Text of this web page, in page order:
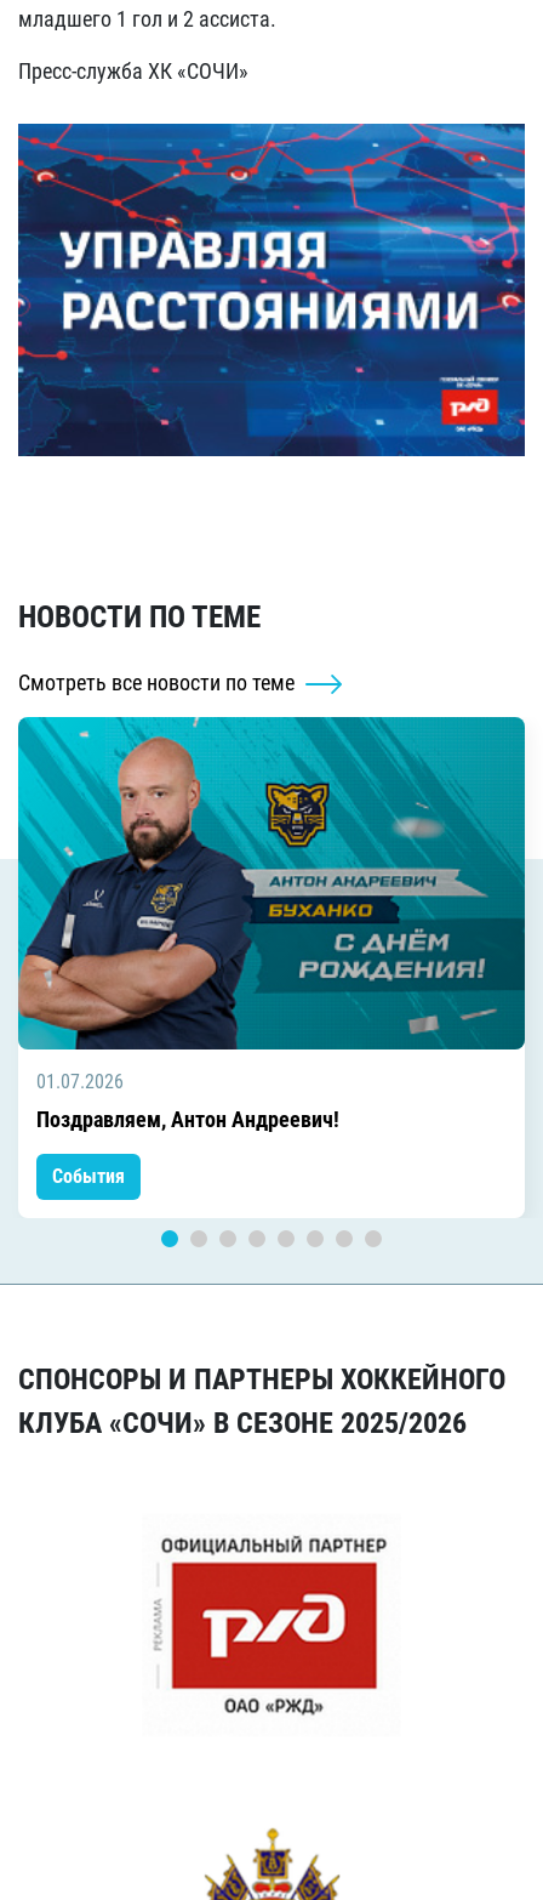
младшего 1 гол и 2 ассиста.
Пресс-служба ХК «СОЧИ»
НОВОСТИ ПО ТЕМЕ
Смотреть все новости по теме
01.07.2026
Поздравляем, Антон Андреевич!
События
СПОНСОРЫ И ПАРТНЕРЫ ХОККЕЙНОГО
КЛУБА «СОЧИ» В СЕЗОНЕ 2025/2026